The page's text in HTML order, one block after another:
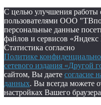
С целью улучшения работы
пользователями ООО
персональные данные
файлов и сервисов
Статистика согласно
Политике
сетевого издания «Другой
сайтом, Вы даете согласие
данных. Вы всегда можете
настройках Вашего